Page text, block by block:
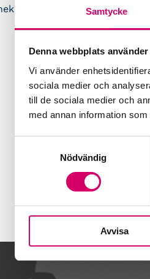
Samtycke
Denna webbplats
Vi använder
sociala medier och
till de sociala medier och
med annan information
Nödvändig
Avvisa